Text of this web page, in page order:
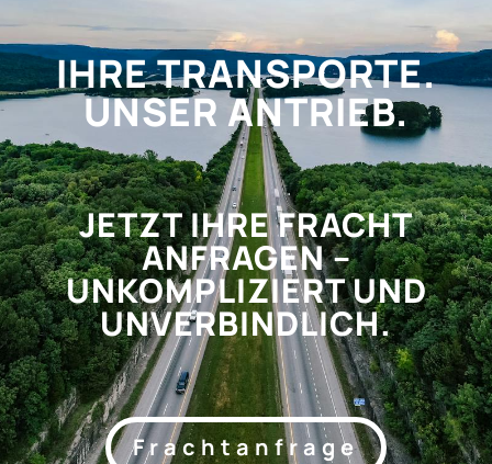
IHRE TRANSPORTE.
UNSER ANTRIEB.
JETZT IHRE FRACHT
ANFRAGEN –
UNKOMPLIZIERT UND
UNVERBINDLICH.
Frachtanfrage